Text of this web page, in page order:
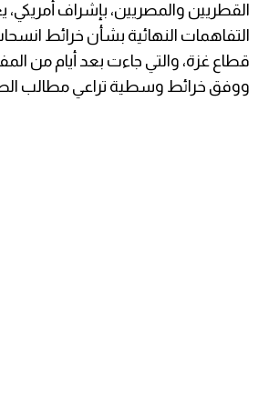
القطريين والمصريين، بإشراف أمريكي،
التفاهمات النهائية بشأن خرائط
قطاع غزة، والتي جاءت بعد أيام من
ووفق خرائط وسطية تراعي مطالب